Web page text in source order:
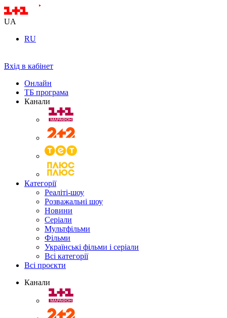
UA
RU
Вхід в кабінет
Онлайн
ТБ програма
Канали
Категорії
Реаліті-шоу
Розважальні шоу
Новини
Серіали
Мультфільми
Фільми
Українські фільми і серіали
Всі категорії
Всі проєкти
Канали